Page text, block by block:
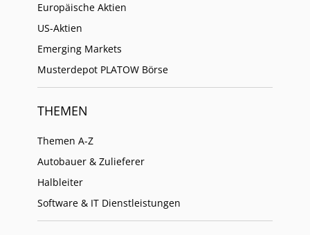
Europäische Aktien
US-Aktien
Emerging Markets
Musterdepot PLATOW Börse
THEMEN
Themen A-Z
Autobauer & Zulieferer
Halbleiter
Software & IT Dienstleistungen